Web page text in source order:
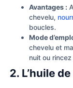
Avantages :
chevelu,
boucles.
Mode
chevelu et
nuit ou
2. L’huile